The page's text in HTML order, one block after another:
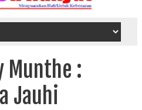
Munthe :
Jauhi